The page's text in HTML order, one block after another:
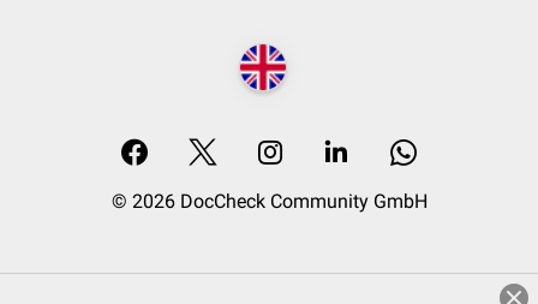
© 2026 DocCheck Community GmbH